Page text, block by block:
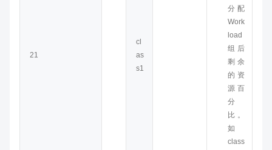
分配
Work
load
组后
剩余
的资
源百
分
比。
如
class
21
cl
as
s1